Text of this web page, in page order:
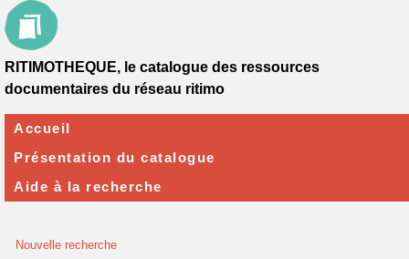
Nouvelle recherche
RITIMOTHEQUE, le catalogue des ressources
documentaires du réseau ritimo
Accueil
Présentation du catalogue
Aide à la recherche